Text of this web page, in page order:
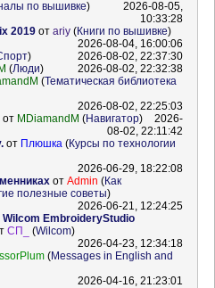
по вышивке)
2026-08-05,
10:33:28
2019от ariy(Книги по вышивке)
2026-08-04, 16:00:06
)
2026-08-02, 22:37:30
(Люди)
2026-08-02, 22:32:38
(Тематическая библиотека
2026-08-02, 22:25:03
от MDiamandM (Навигатор)
2026-
08-02, 22:11:42
от Плюшка (Курсы по технологии
2026-06-29, 18:22:08
от Admin (Как
полезные советы)
2026-06-21, 12:24:25
Wilcom EmbroideryStudio
СП_ (Wilcom)
2026-04-23, 12:34:18
(Messages in English and
2026-04-16, 21:23:01